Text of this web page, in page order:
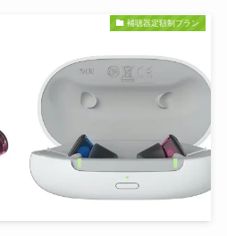
補聴器定額制プラン